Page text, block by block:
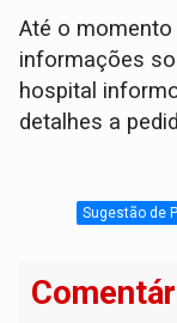
Até o
informações
hospital
detalhes a
Sugestão de